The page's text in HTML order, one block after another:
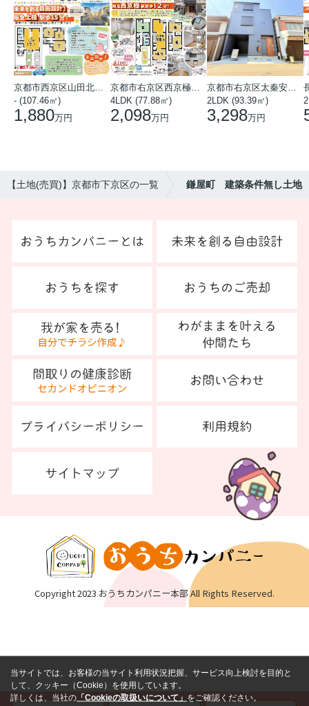
- (107.46㎡)
1,880万円
4LDK (77.88㎡)
2,098万円
2LDK (93.39㎡)
3,298万円
【土地(売買)】京都市下京区の一覧 鎌屋町 建築条件無し土地
Copyright 2023 おうちカンパニー本部 All Rights Reserved.
当サイトでは、お客様の当サイト利用状況把握、サービス向上検討を目的と
して、クッキー（Cookie）を使用しています。
詳しくは、当社の 「Cookieの取扱いについて」をご確認ください。